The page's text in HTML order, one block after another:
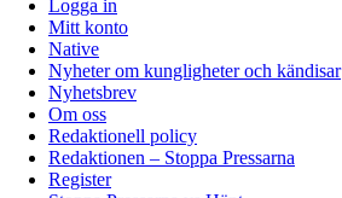
Logga in
Mitt konto
Native
Nyheter om kungligheter och kändisar
Nyhetsbrev
Om oss
Redaktionell policy
Redaktionen – Stoppa Pressarna
Register